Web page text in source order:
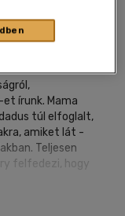
írunk. Mama
túl elfoglalt,
amiket lát -
Teljesen
felfedezi, hogy
padlás,
mögötti fák